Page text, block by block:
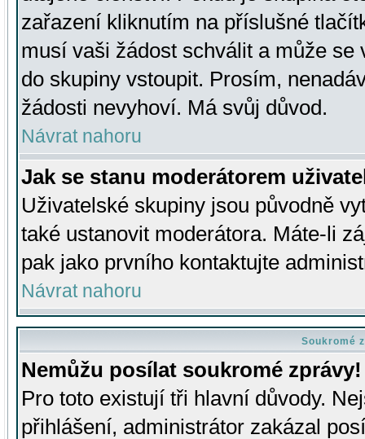
zařazení kliknutím na příslušné
musí vaši žádost schválit a může se
do skupiny vstoupit. Prosím,
žádosti nevyhoví. Má svůj důvod.
Návrat nahoru
Jak se stanu moderátorem
Uživatelské skupiny jsou původně
také ustanovit moderátora. Máte-li
pak jako prvního kontaktujte
Návrat nahoru
Soukromé
Nemůžu posílat soukromé zprávy!
Pro toto existují tři hlavní důvody.
přihlášení, administrátor zakázal